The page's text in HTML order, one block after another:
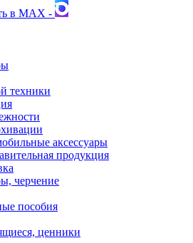
в MAX -
техники
аксессуары
продукция
черчение
пособия
ценники